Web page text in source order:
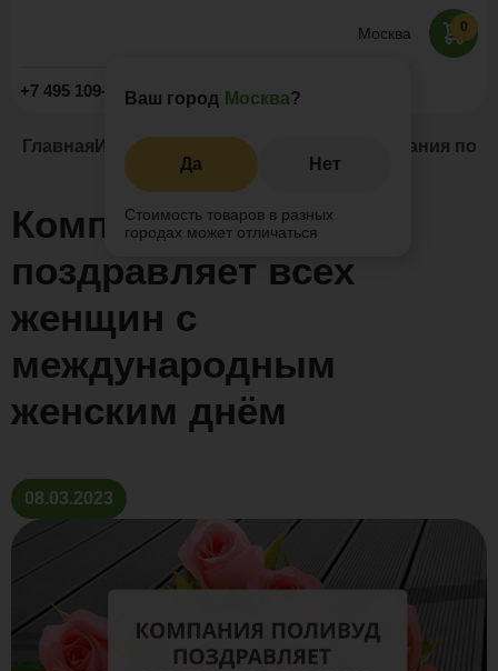
Москва
Ваш город Москва?
Да Нет
Стоимость товаров в разных
городах может отличаться
+7 495 109-52-09 Заказать звонок
0
Главная Информация Новости и акции Компания
Компания поливуд
поздравляет всех
женщин с
международным
женским днём
08.03.2023